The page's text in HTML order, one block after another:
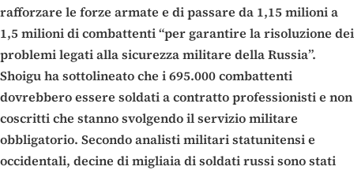
rafforzare le forze armate e di passare da 1,15 milioni a
1,5 milioni di combattenti “per garantire la risoluzione dei
problemi legati alla sicurezza militare della Russia”.
Shoigu ha sottolineato che i 695.000 combattenti
dovrebbero essere soldati a contratto professionisti e non
coscritti che stanno svolgendo il servizio militare
obbligatorio. Secondo analisti militari statunitensi e
occidentali, decine di migliaia di soldati russi sono stati